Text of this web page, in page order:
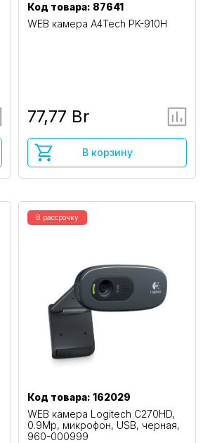
Код товара: 87641
WEB камера A4Tech PK-910H
77,77 Br
В корзину
В рассрочку
Код товара: 162029
WEB камера Logitech C270HD,
0.9Mp, микрофон, USB, черная,
960-000999